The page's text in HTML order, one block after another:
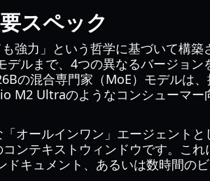
スペック
強力」という哲学に基づいて構
デルまで、4つの異なるバージョ
の混合専門家（MoE）モデルは
M2 Ultraのようなコンシューマ
オールインワン」エージェント
ンテキストウィンドウです。こ
キュメント、あるいは数時間の